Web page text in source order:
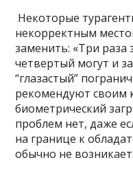
Некоторые
некорректным
заменить: «Три раза
четвертый могут и
“глазастый”
рекомендуют своим
биометрический
проблем нет, даже
на границе к
обычно не возникает.